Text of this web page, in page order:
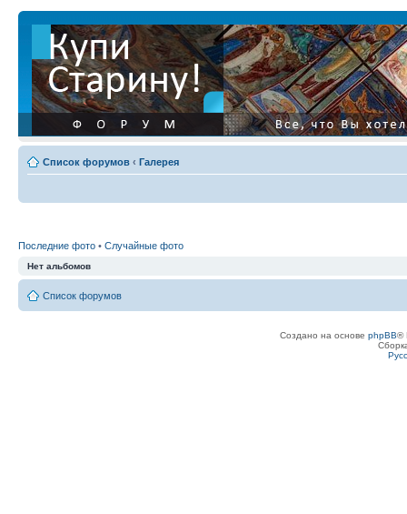
Список форумов ‹ Галерея
Последние фото • Случайные фото
Нет альбомов
Список форумов
Создано на основе phpBB®